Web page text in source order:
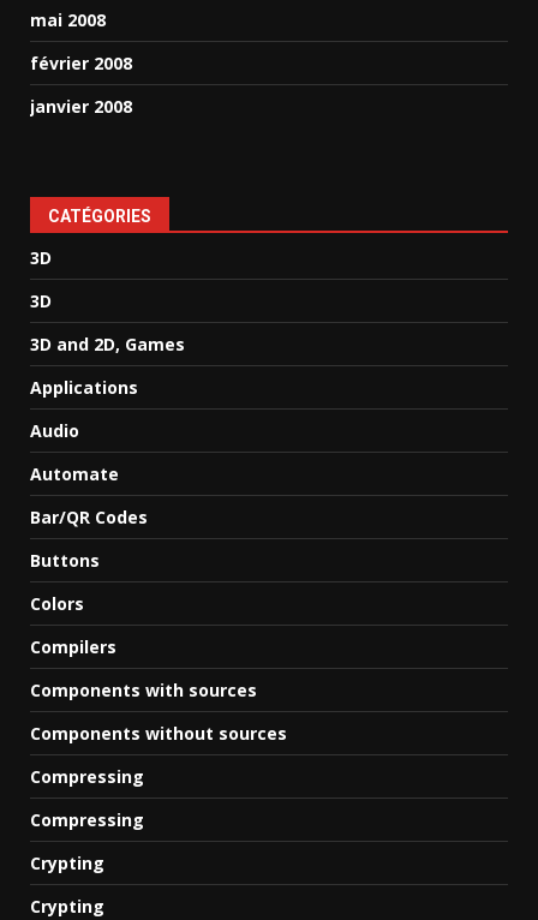
mai 2008
février 2008
janvier 2008
CATÉGORIES
3D
3D
3D and 2D, Games
Applications
Audio
Automate
Bar/QR Codes
Buttons
Colors
Compilers
Components with sources
Components without sources
Compressing
Compressing
Crypting
Crypting